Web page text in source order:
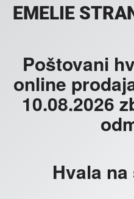
EMELIE
Poštovani
online
10.08.2026
Hvala